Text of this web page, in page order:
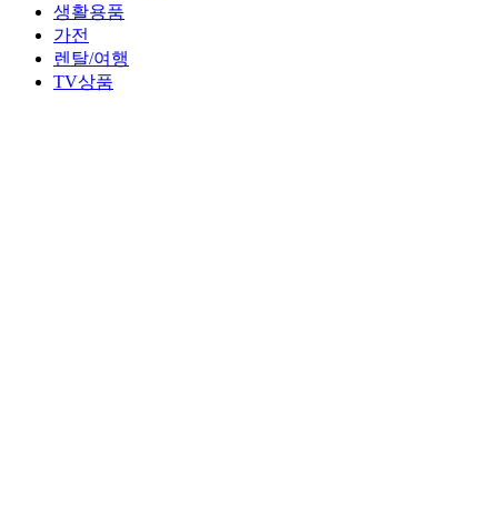
생활용품
가전
렌탈/여행
TV상품